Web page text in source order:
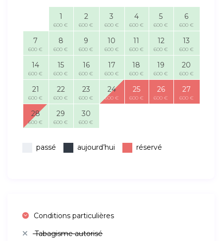
1
600 €
2
600 €
3
600 €
4
600 €
5
600 €
6
600 €
7
600 €
8
600 €
9
600 €
10
600 €
11
600 €
12
600 €
13
600 €
14
600 €
15
600 €
16
600 €
17
600 €
18
600 €
19
600 €
20
600 €
21
600 €
22
600 €
23
600 €
24
600 €
25
600 €
26
600 €
27
600 €
28
600 €
29
600 €
30
600 €
passé aujourd’hui réservé
Conditions particulières
Tabagisme autorisé